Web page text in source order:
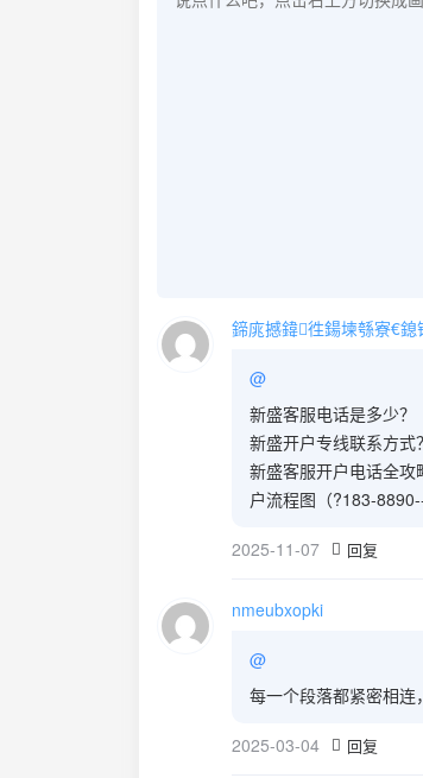
鍗庣撼鍏徃鍚堜綔寮€
@
新盛客服电话是多少
新盛开户专线联系方
新盛客服开户电话全
户流程图（?183-
2025-11-07 回复
nmeubxopki
@
每一个段落都紧密相连
2025-03-04 回复